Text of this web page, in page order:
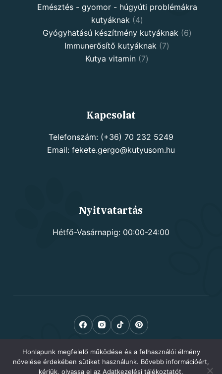
products
Emésztés - gyomor - húgyúti problémákra
kutyáknak
44
products
Gyógyhatású készítmény kutyáknak 66
Immunerősítő kutyáknak 77
Kutya vitamin 77
Kapcsolat
Telefonszám: (+36) 70 232 5249
Email: fekete.gergo@kutyusom.hu
Nyitvatartás
Hétfő-Vasárnapig: 00:00-24:00
Honlapunk megfelelő működése és a felhasználói élmény
növelése érdekében sütiket használunk. Bővebb információért,
kérjük, olvassa el az Adatkezelési tájékoztatót.